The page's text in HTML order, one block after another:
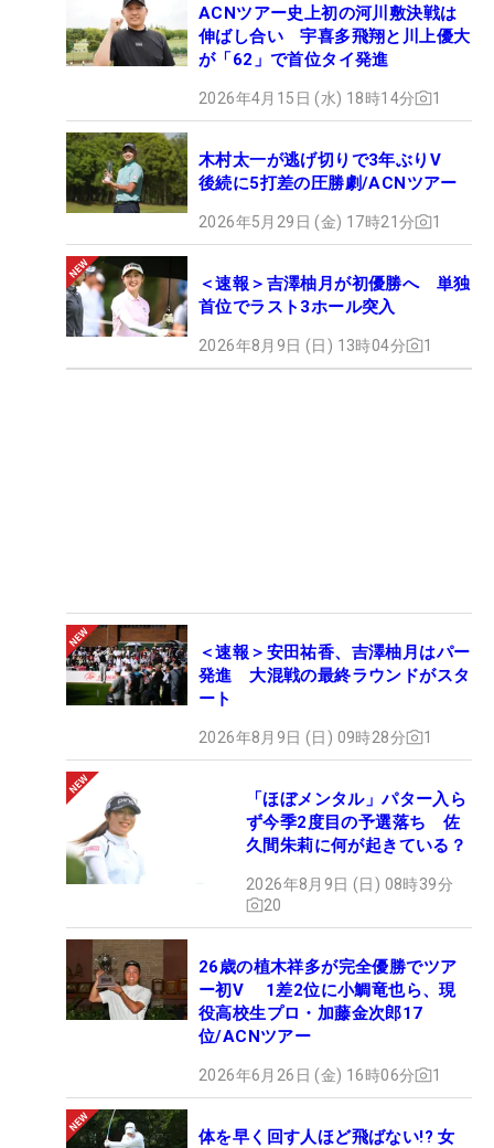
ACNツアー史上初の河川敷決戦は
伸ばし合い 宇喜多飛翔と川上優大
が「62」で首位タイ発進
2026年4月15日 (水) 18時14分 1
木村太一が逃げ切りで3年ぶりV
後続に5打差の圧勝劇/ACNツアー
2026年5月29日 (金) 17時21分 1
＜速報＞吉澤柚月が初優勝へ 単独
首位でラスト3ホール突入
2026年8月9日 (日) 13時04分 1
＜速報＞安田祐香、吉澤柚月はパー
発進 大混戦の最終ラウンドがスタ
ート
2026年8月9日 (日) 09時28分 1
「ほぼメンタル」パター入ら
ず今季2度目の予選落ち 佐
久間朱莉に何が起きている？
2026年8月9日 (日) 08時39分
20
26歳の植木祥多が完全優勝でツア
ー初V 1差2位に小鯛竜也ら、現
役高校生プロ・加藤金次郎17
位/ACNツアー
2026年6月26日 (金) 16時06分 1
体を早く回す人ほど飛ばない!? 女